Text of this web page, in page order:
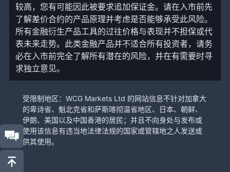
较高，您有可能因此被要求追加保证金。请在入市前先
了解差价合约的产品原理并考虑是否能够承受此风险。
所有金融衍生产品工具的过往价格与表现并不担保或代
表未来走势。此类金融产品并不适合所有投资者，请务
必在入市前完全了解所有潜在的风险，并在有需要时寻
求独立意见。
受限制地区：WCG Markets Ltd 的网站信息不针对加拿大
的卑诗省、魁北克省和萨斯喀彻温省地区、日本、朝鲜、
伊朗、美国以及中国香港的居民；并且不向身处与发布或
使用该信息有违当地法律法规的国家或管辖地之人发送或
供其使用。